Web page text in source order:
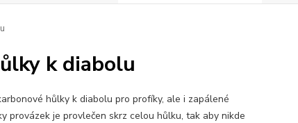
k diabolu
hůlky k diabolu pro profíky, ale i zapálené
provázek je provlečen skrz celou hůlku, tak aby nikde